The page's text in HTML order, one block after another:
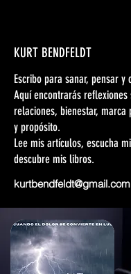
KURT BENDFELDT
Escribo para sanar, pensar y
Aquí encontrarás reflexiones
relaciones, bienestar, marca
y propósito.
Lee mis artículos, escucha
descubre mis libros.
kurtbendfeldt@gmail.com